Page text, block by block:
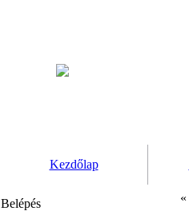
Kezdőlap
Belépés
«